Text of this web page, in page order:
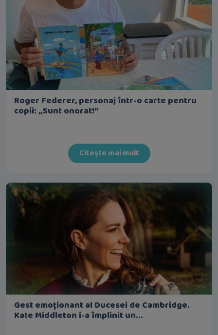
Roger Federer, personaj într-o carte pentru
copii: „Sunt onorat!”
Citește mai mult
Gest emoționant al Ducesei de Cambridge.
Kate Middleton i-a împlinit un...